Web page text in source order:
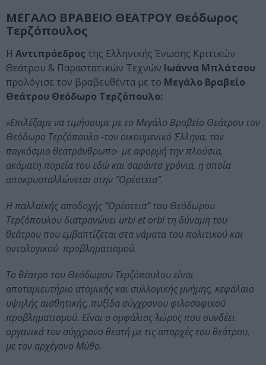
ΜΕΓΑΛΟ ΒΡΑΒΕΙΟ ΘΕΑΤΡΟΥ Θεόδωρος
Τερζόπουλος
Η Αντιπρόεδρος της Ελληνικής Ένωσης Κριτικών
Θεάτρου & Παραστατικών Τεχνών Ιωάννα Μπλάτσου
προλόγισε τον βραβευθέντα με το Μεγάλο Βραβείο
Θεάτρου Θεόδωρο Τερζόπουλο:
«Επιλέξαμε να τιμήσουμε με το Μεγάλο Βραβείο Θεάτρου τον
Θεόδωρο Τερζόπουλο -τον οικουμενικό Έλληνα, τον
παγκόσμιο θεατράνθρωπο- με αφορμή την πλούσια,
ακάματη πορεία του εδώ και σαράντα χρόνια, η οποία
αποκρυσταλλώνεται στην ‘’Ορέστεια’’.
Η παλλαϊκής αποδοχής ‘’Ορέστεια’’ του Θεόδωρου
Τερζόπουλου διατρανώνει urbi et orbi τη δύναμη του
θεάτρου που εμβαπτίζεται στα νάματα του πολιτικού και
οντολογικού προβληματισμού.
Το θέατρο του Θεόδωρου Τερζόπουλου είναι
αποταμιευτήριο ατομικής και συλλογικής μνήμης, κεφάλαιο
υψηλής αισθητικής, πυξίδα σύγχρονου φιλοσοφικού
προβληματισμού. Είναι ο ομφάλιος λώρος που συνδέει
οργανικά τον σύγχρονο θεατή με τις απαρχές του θεάτρου,
με τον αρχέγονο Μύθο.